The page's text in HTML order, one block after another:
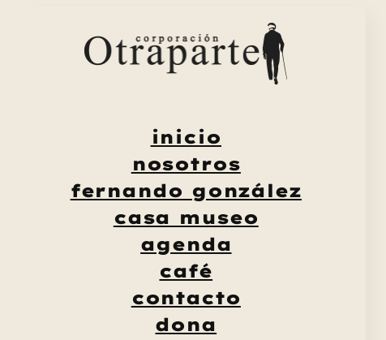
inicio
nosotros
fernando gonzález
casa museo
agenda
café
contacto
dona